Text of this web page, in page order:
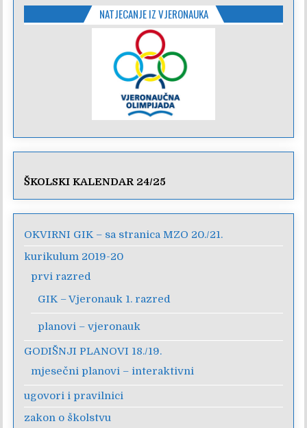
NATJECANJE IZ VJERONAUKA
ŠKOLSKI KALENDAR 24/25
OKVIRNI GIK – sa stranica MZO 20./21.
kurikulum 2019-20
prvi razred
GIK – Vjeronauk 1. razred
planovi – vjeronauk
GODIŠNJI PLANOVI 18./19.
mjesečni planovi – interaktivni
ugovori i pravilnici
zakon o školstvu